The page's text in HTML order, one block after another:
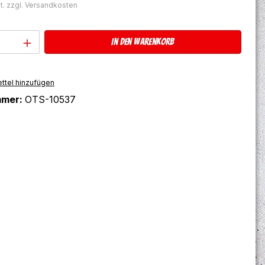
zzgl. Versandkosten
Anzahl: Gib den gewünschten Wert
In den Warenkorb
hinzufügen
OTS-10537